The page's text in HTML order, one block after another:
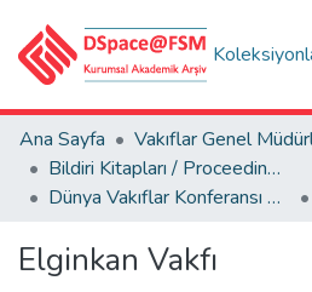
Ana Sayfa
Bildiri Kitapları / Proceedings Books
Dünya Vakıflar Konferansı = World Foundations Conference, 23-24 Eylül/September 2013
Elginkan Vakfı